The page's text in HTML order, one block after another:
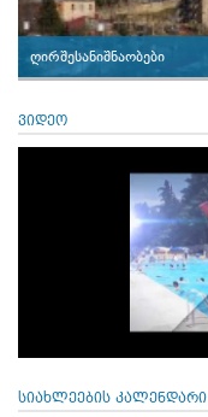
ღირშესანიშნაობები
ვიდეო
სიახლეების კალენდარი